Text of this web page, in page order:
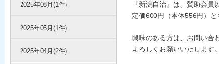
『新潟自治』は、賛助会
定価600円（本体556円）と
興味のある方は、お問い合
よろしくお願いいたします
2025年08月(1件)
2025年05月(1件)
2025年04月(2件)